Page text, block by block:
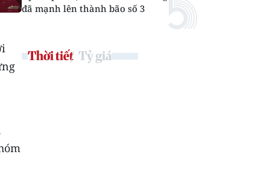
đã mạnh lên thành bão số 3
Thời tiết Tỷ giá